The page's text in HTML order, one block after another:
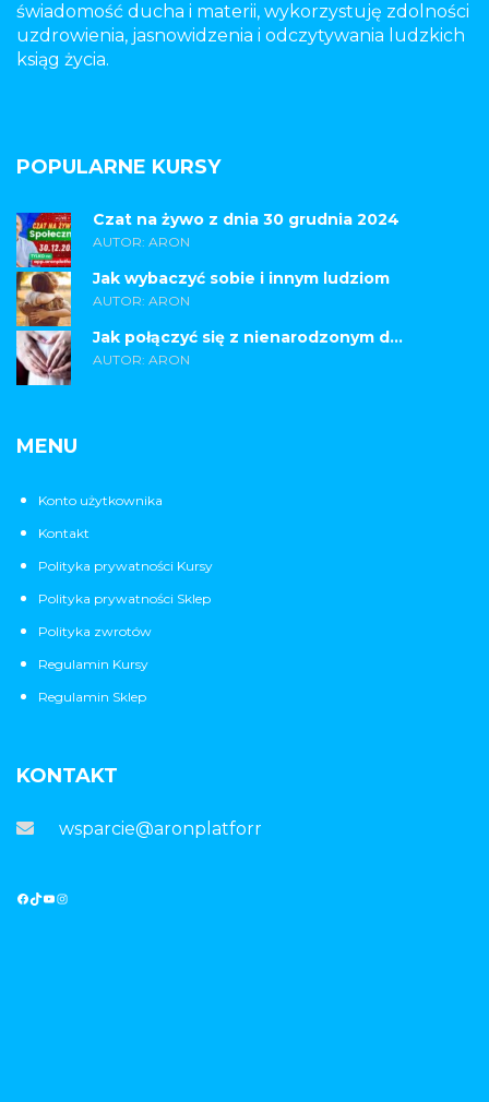
świadomość ducha i materii, wykorzystuję zdolności
uzdrowienia, jasnowidzenia i odczytywania ludzkich
ksiąg życia.
POPULARNE KURSY
Czat na żywo z dnia 30 grudnia 2024
AUTOR: ARON
Jak wybaczyć sobie i innym ludziom
AUTOR: ARON
Jak połączyć się z nienarodzonym d...
AUTOR: ARON
MENU
Konto użytkownika
Kontakt
Polityka prywatności Kursy
Polityka prywatności Sklep
Polityka zwrotów
Regulamin Kursy
Regulamin Sklep
KONTAKT
wsparcie@aronplatforma.pl